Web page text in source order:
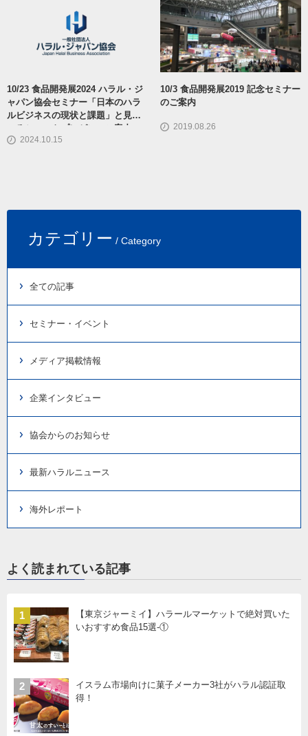
10/23 食品開発展2024 ハラル・ジ
ャパン協会セミナー「日本のハラ
ルビジネスの現状と課題」と見ど
ころショートプレゼンのご案内
2024.10.15
10/3 食品開発展2019 記念セミナー
のご案内
2019.08.26
カテゴリー / Category
全ての記事
セミナー・イベント
メディア掲載情報
企業インタビュー
協会からのお知らせ
最新ハラルニュース
海外レポート
よく読まれている記事
1
【東京ジャーミイ】ハラールマーケットで絶対買いた
いおすすめ食品15選-①
2
イスラム市場向けに菓子メーカー3社がハラル認証取
得！